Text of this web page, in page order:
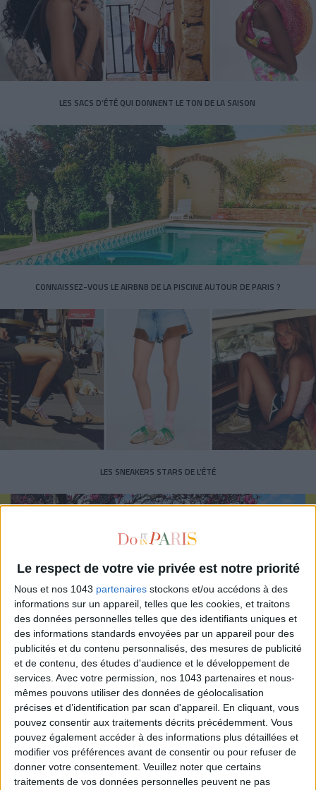
Le respect de votre vie privée est notre priorité
Nous et nos 1043 partenaires stockons et/ou accédons à des
informations sur un appareil, telles que les cookies, et traitons
des données personnelles telles que des identifiants uniques et
des informations standards envoyées par un appareil pour des
publicités et du contenu personnalisés, des mesures de publicité
et de contenu, des études d'audience et le développement de
services. Avec votre permission, nos 1043 partenaires et nous-
mêmes pouvons utiliser des données de géolocalisation
précises et d’identification par scan d'appareil. En cliquant, vous
pouvez consentir aux traitements décrits précédemment. Vous
pouvez également accéder à des informations plus détaillées et
modifier vos préférences avant de consentir ou pour refuser de
donner votre consentement. Veuillez noter que certains
traitements de vos données personnelles peuvent ne pas
LES SACS D’ÉTÉ QUI DONNENT LE TON DE LA SAISON
CONNAISSEZ-VOUS LE AIRBNB DE LA PISCINE AUTOUR DE PARIS ?
LES SNEAKERS STARS DE L’ÉTÉ
Inscrivez-vous à notre newsletter
S'INSCRIRE